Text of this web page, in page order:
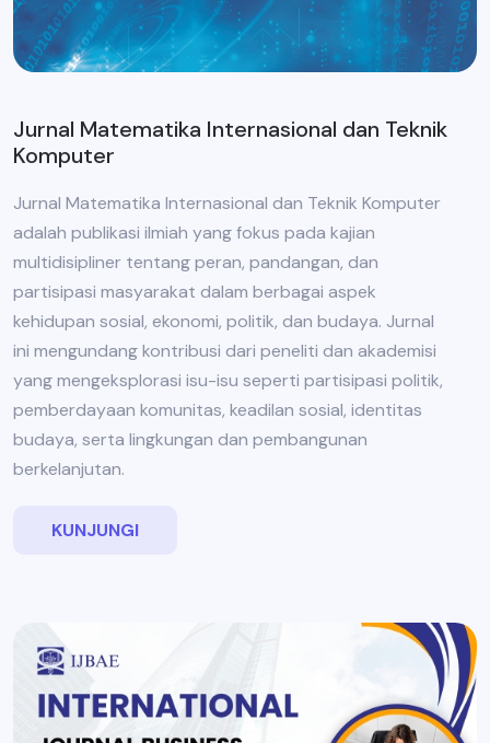
Jurnal Matematika Internasional dan Teknik
Komputer
Jurnal Matematika Internasional dan Teknik Komputer
adalah publikasi ilmiah yang fokus pada kajian
multidisipliner tentang peran, pandangan, dan
partisipasi masyarakat dalam berbagai aspek
kehidupan sosial, ekonomi, politik, dan budaya. Jurnal
ini mengundang kontribusi dari peneliti dan akademisi
yang mengeksplorasi isu-isu seperti partisipasi politik,
pemberdayaan komunitas, keadilan sosial, identitas
budaya, serta lingkungan dan pembangunan
berkelanjutan.
KUNJUNGI